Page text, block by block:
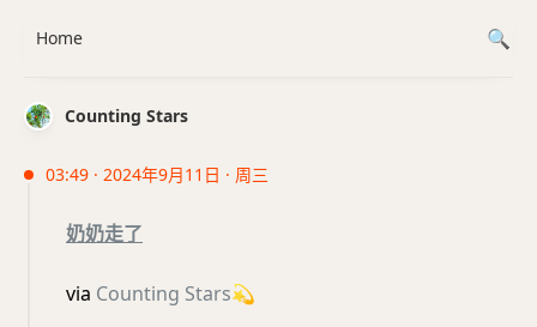
Counting Stars
03:49 · 2024年9月11日 · 周三
奶奶走了
via Counting Stars💫
Home